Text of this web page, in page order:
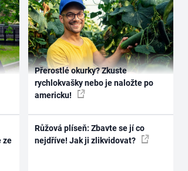
ze
Přerostlé okurky? Zkuste
rychlokvašky nebo je naložte po
americku!
Růžová plíseň: Zbavte se jí co
nejdříve! Jak ji zlikvidovat?